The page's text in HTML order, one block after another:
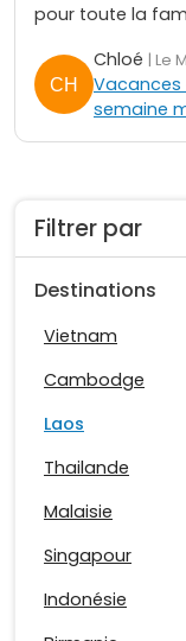
Filtrer par
Destinations
Vietnam
Cambodge
Laos
Thailande
Malaisie
Singapour
Indonésie
pour toute la
Chloé | Le
Vacances
semaine